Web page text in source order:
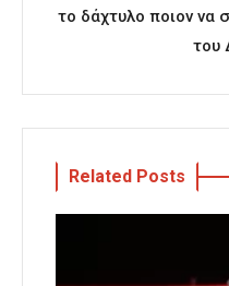
το δάχτυλο ποιον να
του
Related Posts